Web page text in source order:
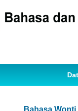
Bahasa Wonti